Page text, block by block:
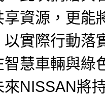
資源，更能
以實際行動落
慧車輛與綠
NISSAN將